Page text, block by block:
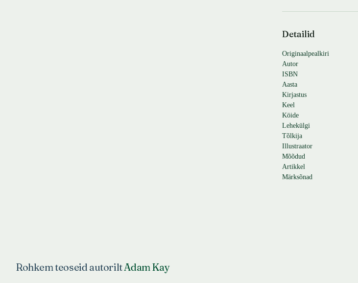
Detailid
Originaalpealkiri
Autor
ISBN
Aasta
Kirjastus
Keel
Köide
Lehekülgi
Tõlkija
Illustraator
Mõõdud
Artikkel
Märksõnad
Rohkem teoseid autoriltAdam Kay